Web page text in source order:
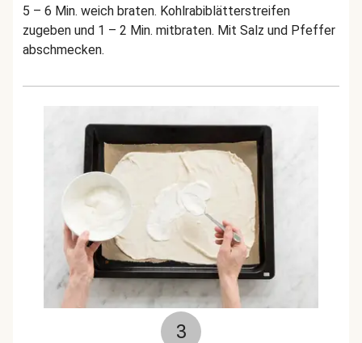
5 – 6 Min. weich braten. Kohlrabiblätterstreifen
zugeben und 1 – 2 Min. mitbraten. Mit Salz und Pfeffer
abschmecken.
3